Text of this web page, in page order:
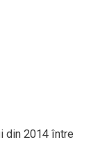
din 2014 între